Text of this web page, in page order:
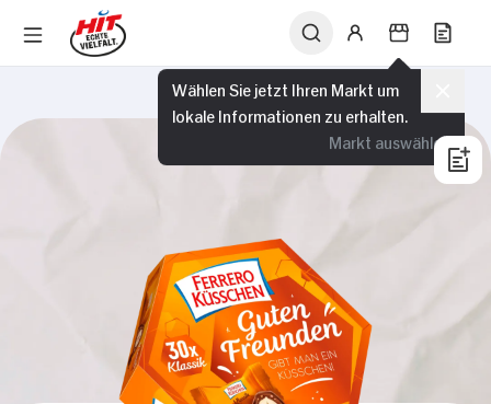
Wählen Sie jetzt Ihren Markt um
lokale Informationen zu erhalten.
Markt auswählen